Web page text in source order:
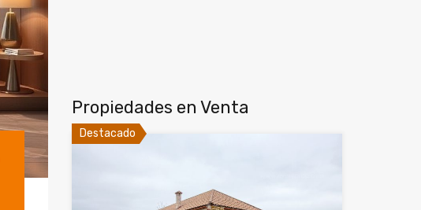
Propiedades en Venta
Destacado